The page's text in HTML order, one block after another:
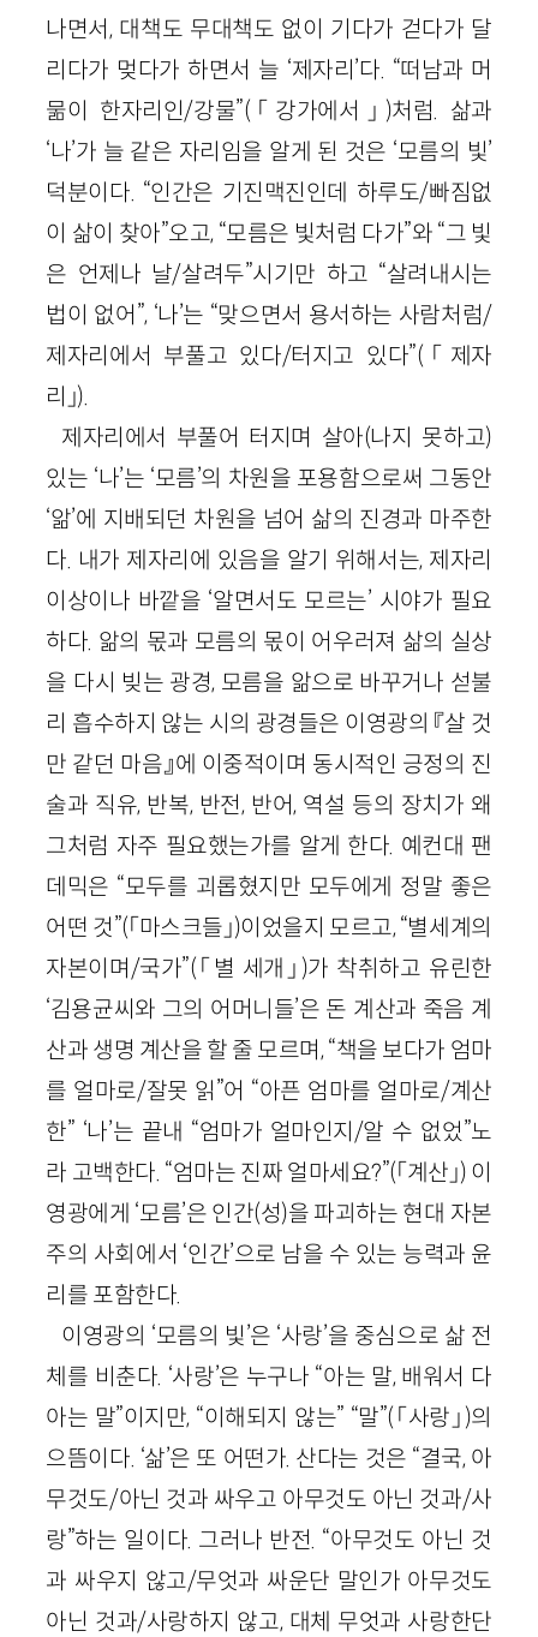
나면서, 대책도 무대책도 없이 기다가 걷다가 달
리다가 멎다가 하면서 늘 ‘제자리’다. “떠남과 머
묾이 한자리인/강물”(「강가에서」)처럼. 삶과
‘나’가 늘 같은 자리임을 알게 된 것은 ‘모름의 빛’
덕분이다. “인간은 기진맥진인데 하루도/빠짐없
이 삶이 찾아”오고, “모름은 빛처럼 다가”와 “그 빛
은 언제나 날/살려두”시기만 하고 “살려내시는
법이 없어”, ‘나’는 “맞으면서 용서하는 사람처럼/
제자리에서 부풀고 있다/터지고 있다”(「제자
리」).
제자리에서 부풀어 터지며 살아(나지 못하고)
있는 ‘나’는 ‘모름’의 차원을 포용함으로써 그동안
‘앎’에 지배되던 차원을 넘어 삶의 진경과 마주한
다. 내가 제자리에 있음을 알기 위해서는, 제자리
이상이나 바깥을 ‘알면서도 모르는’ 시야가 필요
하다. 앎의 몫과 모름의 몫이 어우러져 삶의 실상
을 다시 빚는 광경, 모름을 앎으로 바꾸거나 섣불
리 흡수하지 않는 시의 광경들은 이영광의 『살 것
만 같던 마음』에 이중적이며 동시적인 긍정의 진
술과 직유, 반복, 반전, 반어, 역설 등의 장치가 왜
그처럼 자주 필요했는가를 알게 한다. 예컨대 팬
데믹은 “모두를 괴롭혔지만 모두에게 정말 좋은
어떤 것”(「마스크들」)이었을지 모르고, “별세계의
자본이며/국가”(「별 세개」)가 착취하고 유린한
‘김용균씨와 그의 어머니들’은 돈 계산과 죽음 계
산과 생명 계산을 할 줄 모르며, “책을 보다가 엄마
를 얼마로/잘못 읽”어 “아픈 엄마를 얼마로/계산
한” ‘나’는 끝내 “엄마가 얼마인지/알 수 없었”노
라 고백한다. “엄마는 진짜 얼마세요?”(「계산」) 이
영광에게 ‘모름’은 인간(성)을 파괴하는 현대 자본
주의 사회에서 ‘인간’으로 남을 수 있는 능력과 윤
리를 포함한다.
이영광의 ‘모름의 빛’은 ‘사랑’을 중심으로 삶 전
체를 비춘다. ‘사랑’은 누구나 “아는 말, 배워서 다
아는 말”이지만, “이해되지 않는” “말”(「사랑」)의
으뜸이다. ‘삶’은 또 어떤가. 산다는 것은 “결국, 아
무것도/아닌 것과 싸우고 아무것도 아닌 것과/사
랑”하는 일이다. 그러나 반전. “아무것도 아닌 것
과 싸우지 않고/무엇과 싸운단 말인가 아무것도
아닌 것과/사랑하지 않고, 대체 무엇과 사랑한단